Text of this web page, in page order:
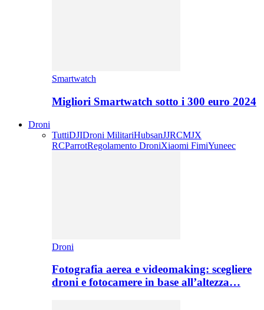
Smartwatch
Migliori Smartwatch sotto i 300 euro 2024
Droni
TuttiDJIDroni MilitariHubsanJJRCMJX
RCParrotRegolamento DroniXiaomi FimiYuneec
Droni
Fotografia aerea e videomaking: scegliere
droni e fotocamere in base all’altezza…